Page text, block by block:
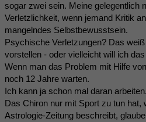
sogar zwei sein. Meine gelegentlich
Verletzlichkeit, wenn jemand Kritik
mangelndes Selbstbewusstsein.
Psychische Verletzungen? Das
vorstellen - oder vielleicht will ich
Wenn man das Problem mit Hilfe
noch 12 Jahre warten.
Ich kann ja schon mal daran arbeiten.
Das Chiron nur mit Sport zu tun hat,
Astrologie-Zeitung beschreibt,